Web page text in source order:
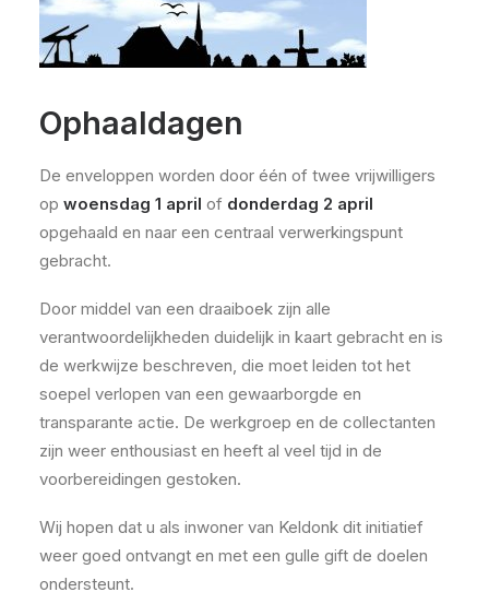
Ophaaldagen
De enveloppen worden door één of twee vrijwilligers
op woensdag 1 april of donderdag 2 april
opgehaald en naar een centraal verwerkingspunt
gebracht.
Door middel van een draaiboek zijn alle
verantwoordelijkheden duidelijk in kaart gebracht en is
de werkwijze beschreven, die moet leiden tot het
soepel verlopen van een gewaarborgde en
transparante actie. De werkgroep en de collectanten
zijn weer enthousiast en heeft al veel tijd in de
voorbereidingen gestoken.
Wij hopen dat u als inwoner van Keldonk dit initiatief
weer goed ontvangt en met een gulle gift de doelen
ondersteunt.